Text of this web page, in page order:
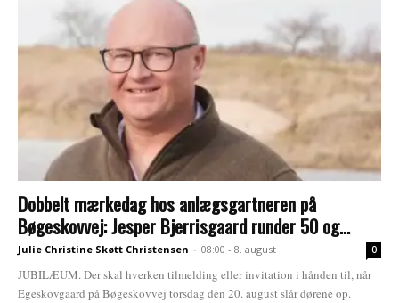
Dobbelt mærkedag hos anlægsgartneren på
Bøgeskovvej: Jesper Bjerrisgaard runder 50 og...
Julie Christine Skøtt Christensen - 08:00 - 8. august 0
JUBILÆUM. Der skal hverken tilmelding eller invitation i hånden til, når
Egeskovgaard på Bøgeskovvej torsdag den 20. august slår dørene op.